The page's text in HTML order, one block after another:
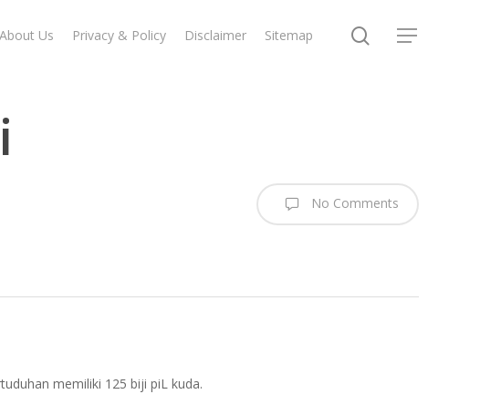
About Us Privacy & Policy Disclaimer Sitemap search
Menu
No Comments
memiliki 125 biji piL kuda.